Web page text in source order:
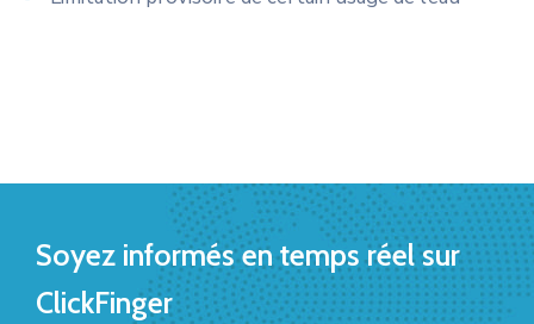
Soyez informés en temps réel sur
ClickFinger